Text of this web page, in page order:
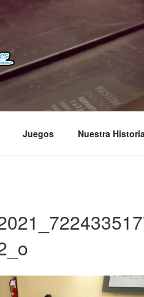
Creativa –
Juegos Nuestra Historia